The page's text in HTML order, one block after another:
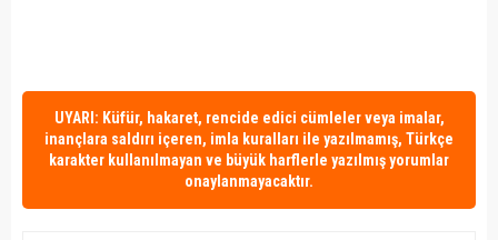
UYARI: Küfür, hakaret, rencide edici cümleler veya imalar,
inançlara saldırı içeren, imla kuralları ile yazılmamış, Türkçe
karakter kullanılmayan ve büyük harflerle yazılmış yorumlar
onaylanmayacaktır.